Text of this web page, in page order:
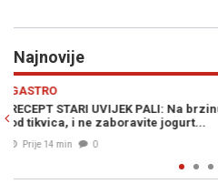
Najnovije
ZDRAVLJE
MNOGI ĆE SE
možemo ublažiti na ovaj
Prije 27 min